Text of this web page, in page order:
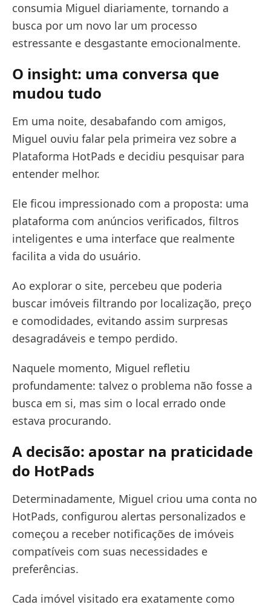
consumia Miguel diariamente, tornando a
busca por um novo lar um processo
estressante e desgastante emocionalmente.
O insight: uma conversa que
mudou tudo
Em uma noite, desabafando com amigos,
Miguel ouviu falar pela primeira vez sobre a
Plataforma HotPads e decidiu pesquisar para
entender melhor.
Ele ficou impressionado com a proposta: uma
plataforma com anúncios verificados, filtros
inteligentes e uma interface que realmente
facilita a vida do usuário.
Ao explorar o site, percebeu que poderia
buscar imóveis filtrando por localização, preço
e comodidades, evitando assim surpresas
desagradáveis e tempo perdido.
Naquele momento, Miguel refletiu
profundamente: talvez o problema não fosse a
busca em si, mas sim o local errado onde
estava procurando.
A decisão: apostar na praticidade
do HotPads
Determinadamente, Miguel criou uma conta no
HotPads, configurou alertas personalizados e
começou a receber notificações de imóveis
compatíveis com suas necessidades e
preferências.
Cada imóvel visitado era exatamente como